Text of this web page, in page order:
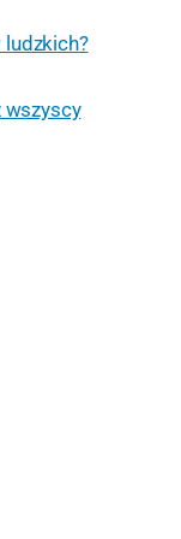
ludzkich?
wszyscy